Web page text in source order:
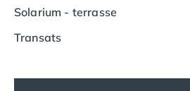
Camping Le Barcarès
Camping Perpignan
Camping Corrèze
Solarium - terrasse
Transats